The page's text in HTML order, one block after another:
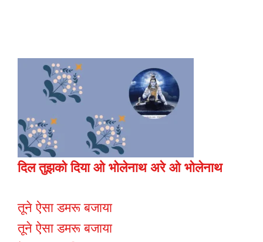
दिल तुझको दिया ओ भोलेनाथ अरे ओ भोलेनाथ
तूने ऐसा डमरू बजाया
तूने ऐसा डमरू बजाया